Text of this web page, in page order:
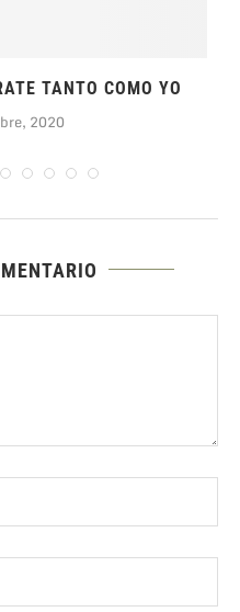
TANTO COMO YO
2020